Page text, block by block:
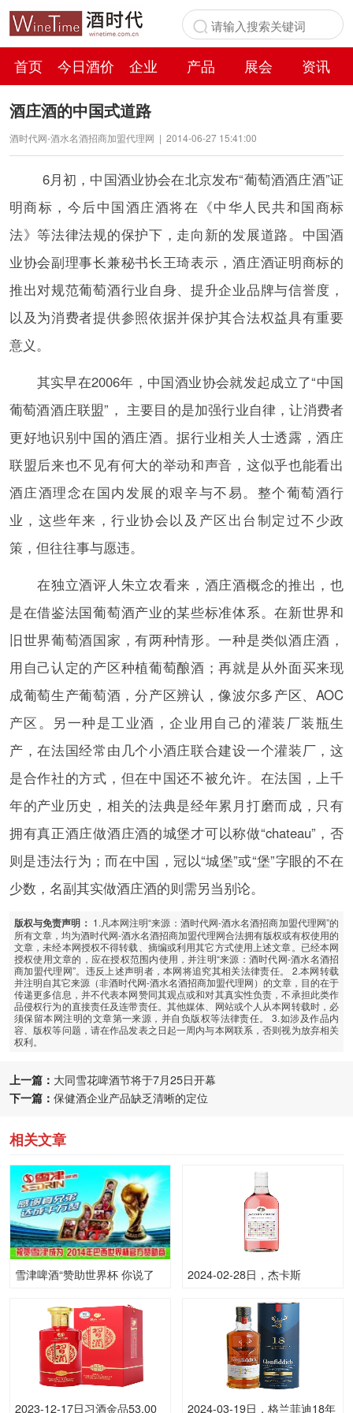
首页 今日酒价 企业 产品 展会
资讯
百科
酒庄酒的中国式道路
酒时代网-酒水名酒招商加盟代理网 | 2014-06-27 15:41:00
6月初，中国酒业协会在北京发布“葡萄酒酒庄酒”证
明商标，今后中国酒庄酒将在《中华人民共和国商标
法》等法律法规的保护下，走向新的发展道路。中国酒
业协会副理事长兼秘书长王琦表示，酒庄酒证明商标的
推出对规范葡萄酒行业自身、提升企业品牌与信誉度，
以及为消费者提供参照依据并保护其合法权益具有重要
意义。
其实早在2006年，中国酒业协会就发起成立了“中国
葡萄酒酒庄联盟”， 主要目的是加强行业自律，让消费者
更好地识别中国的酒庄酒。据行业相关人士透露，酒庄
联盟后来也不见有何大的举动和声音，这似乎也能看出
酒庄酒理念在国内发展的艰辛与不易。整个葡萄酒行
业，这些年来，行业协会以及产区出台制定过不少政
策，但往往事与愿违。
在独立酒评人朱立农看来，酒庄酒概念的推出，也
是在借鉴法国葡萄酒产业的某些标准体系。在新世界和
旧世界葡萄酒国家，有两种情形。一种是类似酒庄酒，
用自己认定的产区种植葡萄酿酒；再就是从外面买来现
成葡萄生产葡萄酒，分产区辨认，像波尔多产区、AOC
产区。另一种是工业酒，企业用自己的灌装厂装瓶生
产，在法国经常由几个小酒庄联合建设一个灌装厂，这
是合作社的方式，但在中国还不被允许。在法国，上千
年的产业历史，相关的法典是经年累月打磨而成，只有
拥有真正酒庄做酒庄酒的城堡才可以称做“chateau”，否
则是违法行为；而在中国，冠以“城堡”或“堡”字眼的不在
少数，名副其实做酒庄酒的则需另当别论。
版权与免责声明： 1.凡本网注明“来源：酒时代网-酒水名酒招商加盟代理网”的
所有文章，均为酒时代网-酒水名酒招商加盟代理网合法拥有版权或有权使用的
文章，未经本网授权不得转载、摘编或利用其它方式使用上述文章。已经本网
授权使用文章的，应在授权范围内使用，并注明“来源：酒时代网-酒水名酒招
商加盟代理网”。违反上述声明者，本网将追究其相关法律责任。 2.本网转载
并注明自其它来源（非酒时代网-酒水名酒招商加盟代理网）的文章，目的在于
传递更多信息，并不代表本网赞同其观点或和对其真实性负责，不承担此类作
品侵权行为的直接责任及连带责任。其他媒体、网站或个人从本网转载时，必
须保留本网注明的文章第一来源，并自负版权等法律责任。 3.如涉及作品内
容、版权等问题，请在作品发表之日起一周内与本网联系，否则视为放弃相关
权利。
上一篇： 大同雪花啤酒节将于7月25日开幕
下一篇： 保健酒企业产品缺乏清晰的定位
相关文章
雪津啤酒“赞助世界杯 你说了
2024-02-28日，杰卡斯
卡托·波点小桃红750ML10.00
度酒每瓶的价格是多少呢？
2023-12-17日习酒金品53.00 2024-03-19日，格兰菲迪18年